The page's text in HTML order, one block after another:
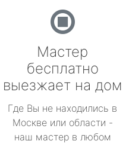
Мастер
бесплатно
выезжает на дом
Где Вы не находились в
Москве или области -
наш мастер в любом